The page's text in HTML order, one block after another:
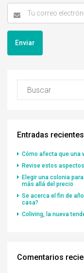
Entradas recientes
Cómo afecta que una
Revise estos
Elegir una colonia
más allá del precio
Se acerca el fin de
casa?
Coliving, la nueva
Comentarios